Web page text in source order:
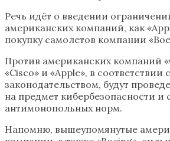
Речь идёт о введении
американских компаний, как
покупку самолетов компании
Против американских компаний
«Cisco» и «Apple», в соответствии
законодательством, будут
на предмет кибербезопасности и
антимонопольных норм.
Напомню, вышеупомянутые